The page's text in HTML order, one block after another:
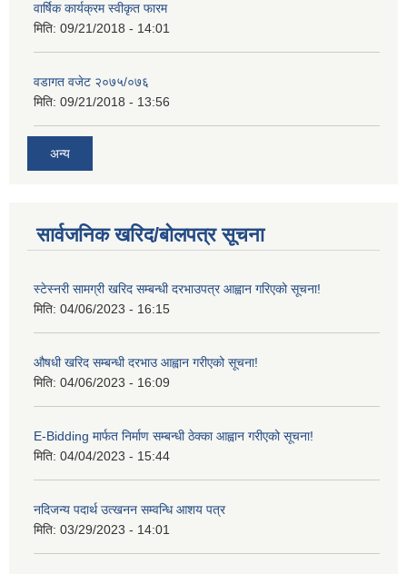
वार्षिक कार्यक्रम स्वीकृत फारम
मिति: 09/21/2018 - 14:01
वडागत वजेट २०७५/०७६
मिति: 09/21/2018 - 13:56
अन्य
सार्वजनिक खरिद/बोलपत्र सूचना
स्टेस्नरी सामग्री खरिद सम्बन्धी दरभाउपत्र आह्वान गरिएको सूचना!
मिति: 04/06/2023 - 16:15
औषधी खरिद सम्बन्धी दरभाउ आह्वान गरीएको सूचना!
मिति: 04/06/2023 - 16:09
E-Bidding मार्फत निर्माण सम्बन्धी ठेक्का आह्वान गरीएको सूचना!
मिति: 04/04/2023 - 15:44
नदिजन्य पदार्थ उत्खनन सम्वन्धि आशय पत्र
मिति: 03/29/2023 - 14:01